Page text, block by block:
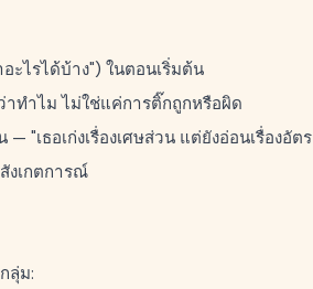
ะไรได้บ้าง") ในตอนเริ่มต้น
ทำไม ไม่ใช่แค่การติ๊กถูกหรือผิด
"เธอเก่งเรื่องเศษส่วน แต่ยังอ่อนเรื่องอัต
งเกตการณ์
ลุ่ม: